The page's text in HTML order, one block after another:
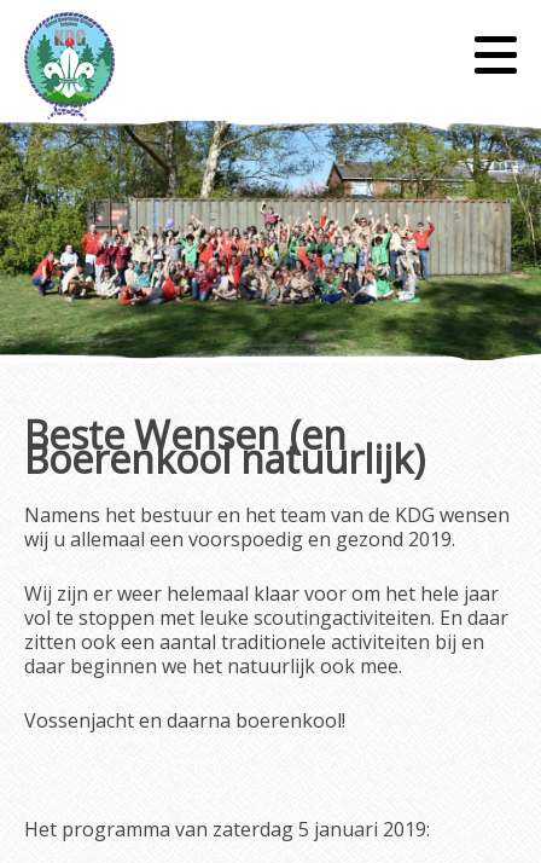
Beste Wensen (en
Boerenkool natuurlijk)
Namens het bestuur en het team van de KDG wensen
wij u allemaal een voorspoedig en gezond 2019.
Wij zijn er weer helemaal klaar voor om het hele jaar
vol te stoppen met leuke scoutingactiviteiten. En daar
zitten ook een aantal traditionele activiteiten bij en
daar beginnen we het natuurlijk ook mee.
Vossenjacht en daarna boerenkool!
Het programma van zaterdag 5 januari 2019: